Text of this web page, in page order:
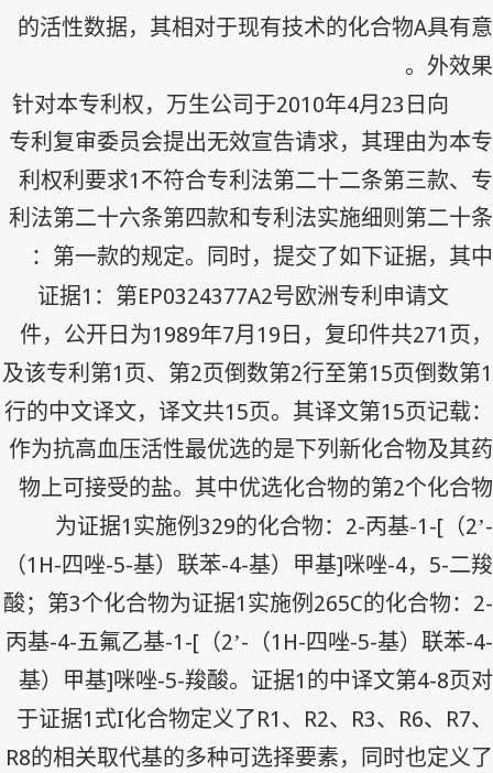
的活性数据，其相对于现有技术的化合物A具有意
外效果。
针对本专利权，万生公司于2010年4月 23 日向
专利复审委员会提出无效宣告请求，其理由为本专
利权利要求1 不符合专利法第二十二条第三款、专
利法第二十六条第四款和专利法实施细则第二十条
第一款的规定。同时，提交了如下证据，其中：
证据1 ：第EP0324377A2号欧洲专利申请文
件，公开日为1989年7月 19 日，复印件共271 页，
及该专利第1 页、第2页倒数第2行至第15页倒数第1
行的中文译文，译文共15页。其译文第15页记载：
作为抗高血压活性最优选的是下列新化合物及其药
物上可接受的盐。其中优选化合物的第2个化合物
为证据1 实施例 329的化合物： 2-丙基-1-[ （2’-
（1H-四唑-5-基）联苯-4-基）甲基]咪唑-4， 5-二羧
酸；第3个化合物为证据1 实施例 265C的化合物： 2-
丙基-4-五氟乙基-1-[ （2’- （1H-四唑-5-基）联苯-4-
基）甲基]咪唑-5-羧酸。证据1 的中译文第4-8页对
于证据1 式I化合物定义了R1 、 R2、 R3、 R6、 R7、
R8的相关取代基的多种可选择要素，同时也定义了